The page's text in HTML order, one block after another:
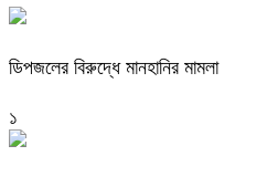
ডিপজলের বিরুদ্ধে মানহানির মামলা
১